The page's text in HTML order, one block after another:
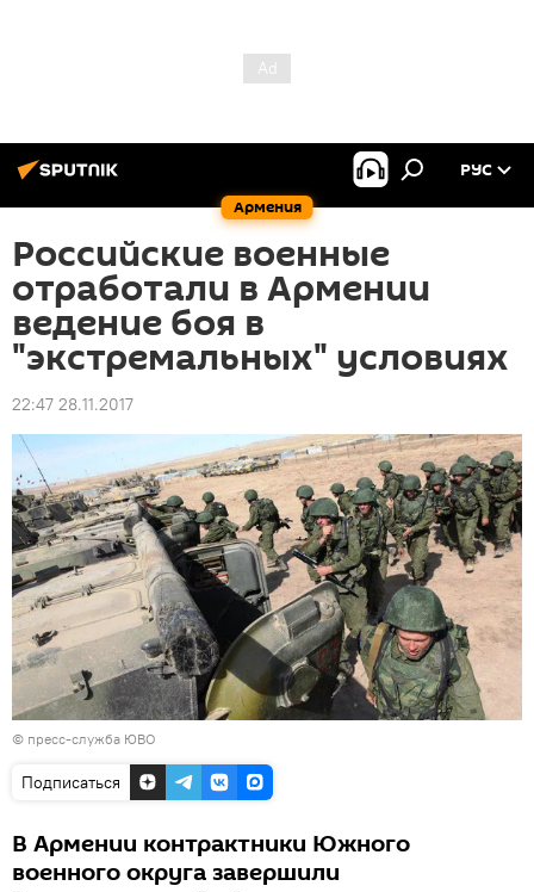
Армения
РУС
Российские военные
отработали в Армении
ведение боя в
"экстремальных" условиях
22:47 28.11.2017
© пресс-служба ЮВО
Подписаться
В Армении контрактники Южного
военного округа завершили